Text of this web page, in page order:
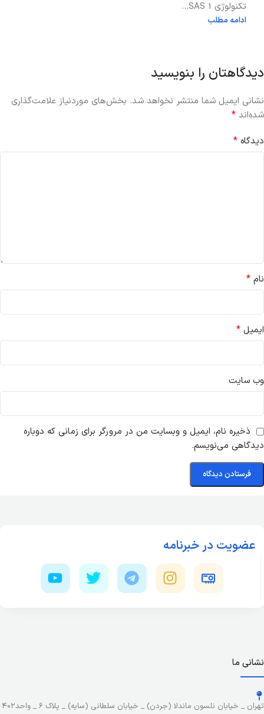
تکنولوژی SAS 1...
ادامه مطلب
دیدگاهتان را بنویسید
نشانی ایمیل شما منتشر نخواهد شد. بخش‌های موردنیاز علامت‌گذاری
شده‌اند *
دیدگاه *
نام *
ایمیل *
وب‌ سایت
ذخیره نام، ایمیل و وبسایت من در مرورگر برای زمانی که دوباره
دیدگاهی می‌نویسم.
عضویت در خبرنامه
نشانی ما
تهران _ خیابان نلسون ماندلا (جردن) _ خیابان سلطانی (سایه) _ پلاک ۶ _ واحد۴۰۲